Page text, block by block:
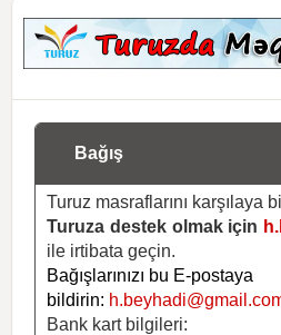
Bağış
Turuz masraflarını karşılaya
Turuza destek olmak için
ile irtibata geçin.
Bağışlarınızı bu E-postaya
bildirin:
Bank kart bilgileri: